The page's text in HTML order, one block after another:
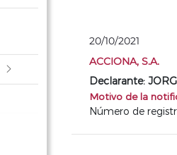
20/10/2021
ACCIONA, S.A.
Declarante:
Motivo de la
Número de